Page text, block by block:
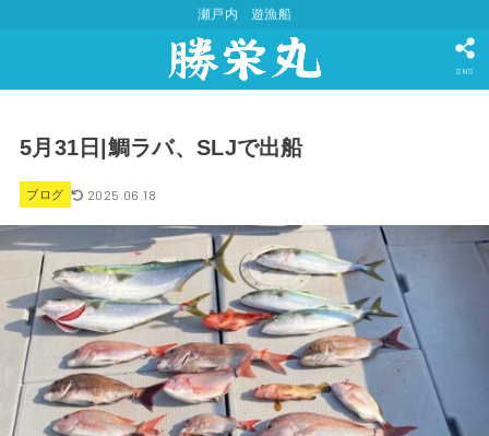
瀬戸内 遊漁船
SNS
5月31日|鯛ラバ、SLJで出船
ブログ 2025.06.18